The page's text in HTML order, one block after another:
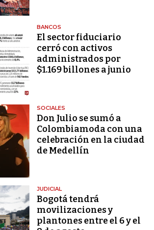
BANCOS
El sector fiduciario
cerró con activos
administrados por
$1.169 billones a junio
SOCIALES
Don Julio se sumó a
Colombiamoda con una
celebración en la ciudad
de Medellín
JUDICIAL
Bogotá tendrá
movilizaciones y
plantones entre el 6 y el